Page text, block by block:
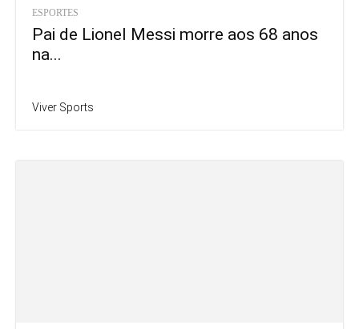
ESPORTES
Pai de Lionel Messi morre aos 68 anos
na...
Viver Sports